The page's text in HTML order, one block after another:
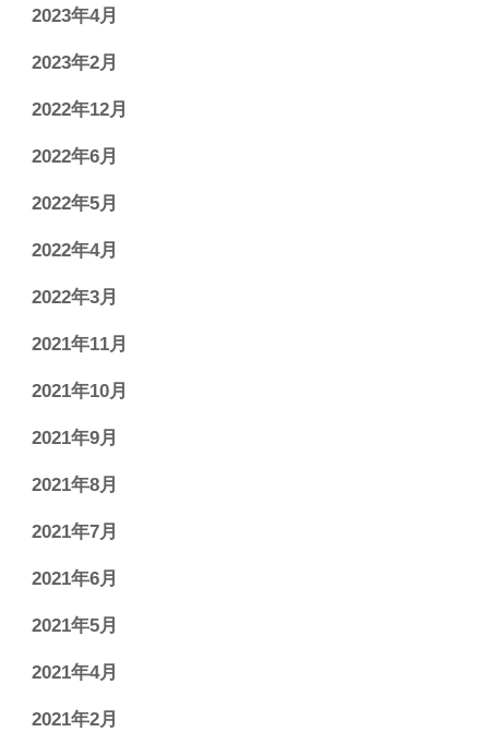
2023年4月
2023年2月
2022年12月
2022年6月
2022年5月
2022年4月
2022年3月
2021年11月
2021年10月
2021年9月
2021年8月
2021年7月
2021年6月
2021年5月
2021年4月
2021年2月